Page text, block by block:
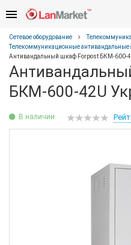
Сетевое оборудование
Телекоммуникационные антивандальные
Антивандальный шкаф Forpost БКМ-600-
БКМ-600-42U
В наличии